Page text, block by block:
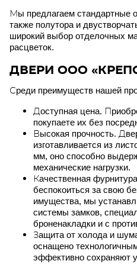
Мы предлагаем стандартные
также полутора и
широкий выбор отделочных
расцветок.
ДВЕРИ ООО
Среди преимуществ нашей
Доступная цена.
покупаете их без
Высокая прочность.
изготавливается из
мм, оно способно
механические нагрузки.
Качественная
беспокоиться за свою
имущества, мы
системы замков,
броненакладки и с
Защита от холода и
оснащено
эффективно сохраняют